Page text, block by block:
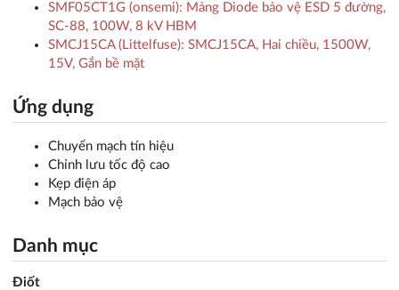
SMF05CT1G (onsemi): Mảng Diode bảo vệ ESD 5 đường,
SC-88, 100W, 8 kV HBM
SMCJ15CA (Littelfuse): SMCJ15CA, Hai chiều, 1500W,
15V, Gắn bề mặt
Ứng dụng
Chuyển mạch tín hiệu
Chỉnh lưu tốc độ cao
Kẹp điện áp
Mạch bảo vệ
Danh mục
Điốt